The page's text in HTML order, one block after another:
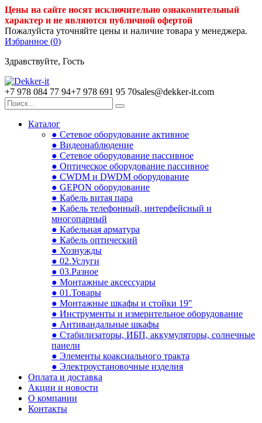
Цены на сайте носят исключительно ознакомительный
характер и не являются публичной офертой
Пожалуйста уточняйте цены и наличие товара у менеджера.
Избранное (0)
Здравствуйте, Гость
+7 978 084 77 94+7 978 691 95 70sales@dekker-it.com
Каталог
● Сетевое оборудование активное
● Видеонаблюдение
● Сетевое оборудование пассивное
● Оптическое оборудование пассивное
● CWDM и DWDM оборудование
● GEPON оборудование
● Кабель витая пара
● Кабель телефонный, интерфейсный и
многопарный
● Кабельная арматура
● Кабель оптический
● Хознужды
● 02.Услуги
● 03.Разное
● Монтажные аксессуары
● 01.Товары
● Монтажные шкафы и стойки 19"
● Инструменты и измерительное оборудование
● Антивандальные шкафы
● Стабилизаторы, ИБП, аккумуляторы, солнечные
панели
● Элементы коаксиального тракта
● Электроустановочные изделия
Оплата и доставка
Акции и новости
О компании
Контакты